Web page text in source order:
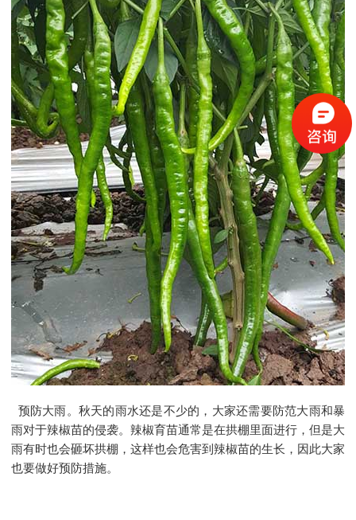
预防大雨。秋天的雨水还是不少的，大家还需要防范大雨和暴
雨对于辣椒苗的侵袭。辣椒育苗通常是在拱棚里面进行，但是大
雨有时也会砸坏拱棚，这样也会危害到辣椒苗的生长，因此大家
也要做好预防措施。